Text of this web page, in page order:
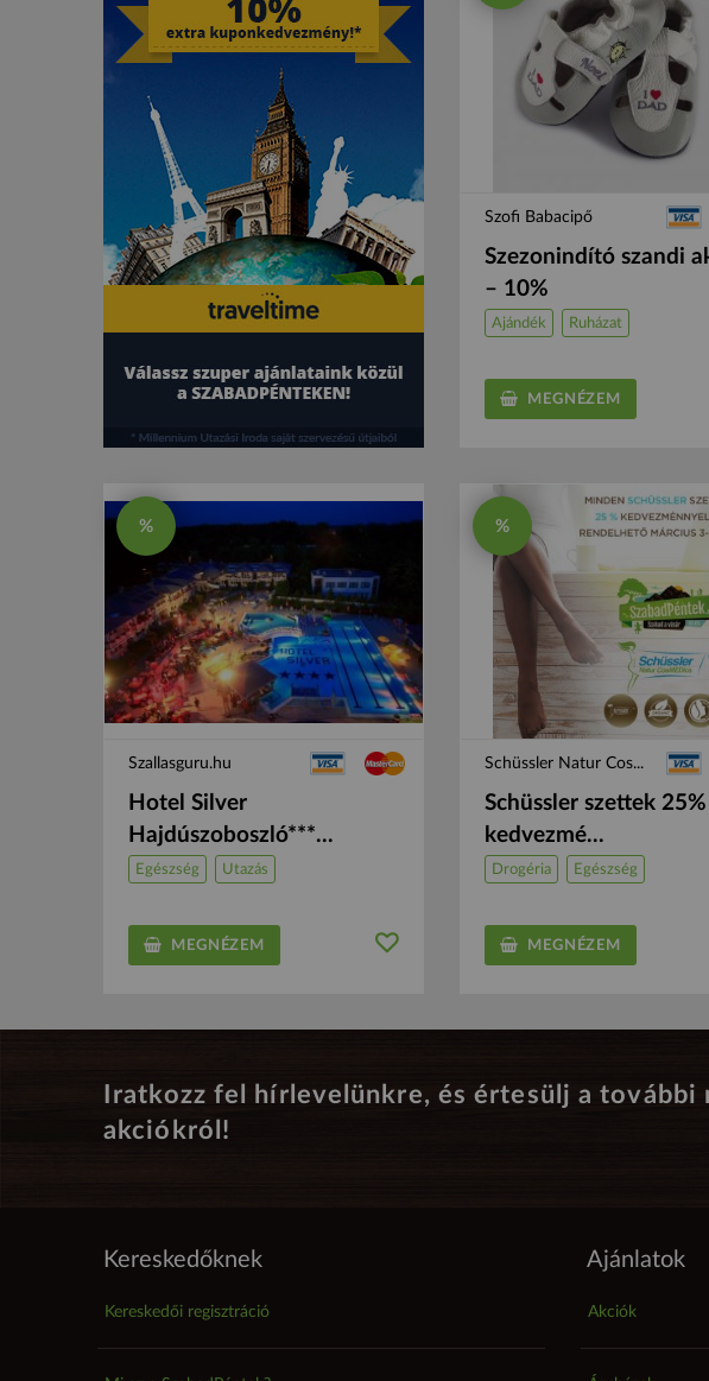
Szofi Babacipő
Szezonindító szandi
– 10%
Ajándék Ruházat
MEGNÉZEM
%
Szallasguru.hu
Hotel Silver
Hajdúszoboszló***...
Egészség Utazás
MEGNÉZEM
%
Schüssler Natur Cos...
Schüssler szettek 25%
kedvezmé...
Drogéria Egészség
MEGNÉZEM
Iratkozz fel hírlevelünkre, és értesülj a további
akciókról!
Kereskedőknek
Kereskedői regisztráció
Ajánlatok
Akciók